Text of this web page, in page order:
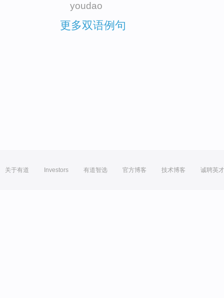
youdao
更多双语例句
关于有道 Investors 有道智选 官方博客 技术博客 诚聘英才